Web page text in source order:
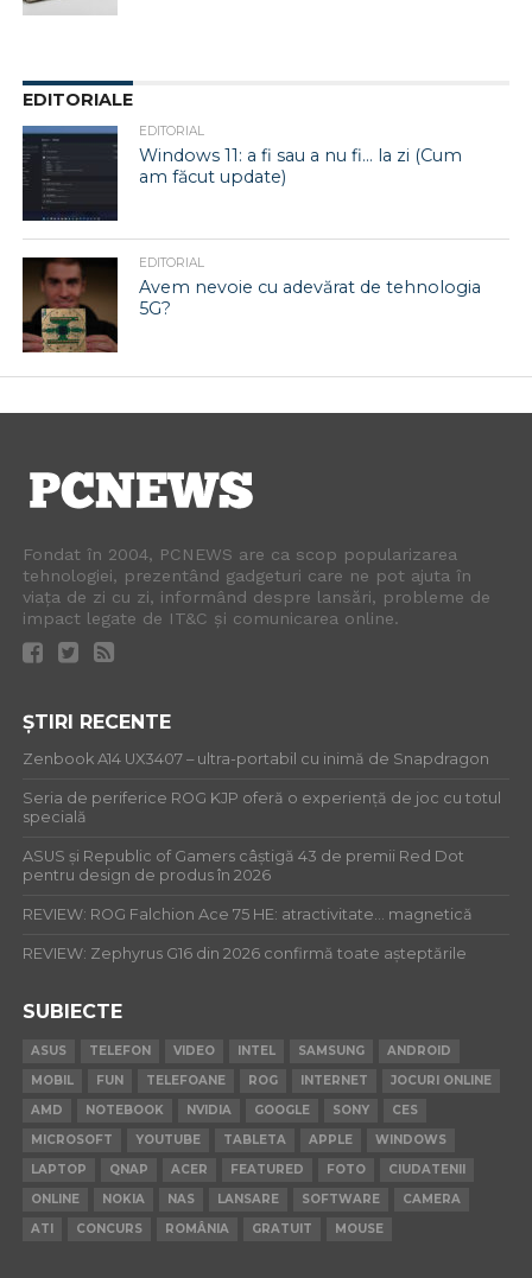
EDITORIALE
EDITORIAL
Windows 11: a fi sau a nu fi… la zi (Cum
am făcut update)
EDITORIAL
Avem nevoie cu adevărat de tehnologia
5G?
Fondat în 2004, PCNEWS are ca scop popularizarea
tehnologiei, prezentând gadgeturi care ne pot ajuta în
viața de zi cu zi, informând despre lansări, probleme de
impact legate de IT&C și comunicarea online.
ȘTIRI RECENTE
Zenbook A14 UX3407 – ultra-portabil cu inimă de Snapdragon
Seria de periferice ROG KJP oferă o experiență de joc cu totul
specială
ASUS și Republic of Gamers câștigă 43 de premii Red Dot
pentru design de produs în 2026
REVIEW: ROG Falchion Ace 75 HE: atractivitate… magnetică
REVIEW: Zephyrus G16 din 2026 confirmă toate așteptările
SUBIECTE
ASUS TELEFON VIDEO INTEL SAMSUNG
ANDROID
MOBIL
FUN TELEFOANE ROG INTERNET
JOCURI ONLINE
AMD
NOTEBOOK NVIDIA GOOGLE SONY
CES
MICROSOFT
YOUTUBE TABLETA APPLE
WINDOWS
LAPTOP
QNAP ACER FEATURED FOTO
CIUDATENII
ONLINE
NOKIA NAS LANSARE SOFTWARE
CAMERA
ATI
CONCURS ROMÂNIA GRATUIT MOUSE